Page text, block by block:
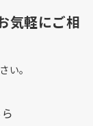
気軽にご相
い。